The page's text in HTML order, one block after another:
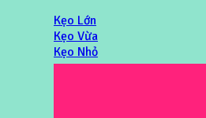
Kẹo Lớn
Kẹo Vừa
Kẹo Nhỏ